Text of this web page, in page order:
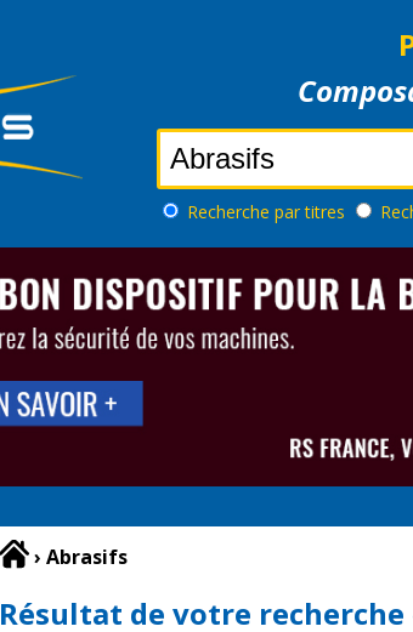
Recherche par titres
› Abrasifs
Résultat de votre